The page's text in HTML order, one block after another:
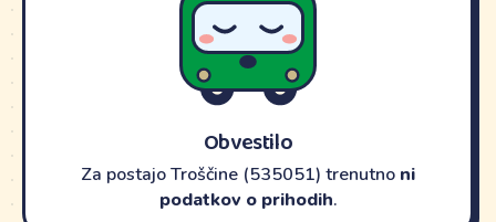
Obvestilo
Za postajo Troščine (535051) trenutno ni
podatkov o prihodih.